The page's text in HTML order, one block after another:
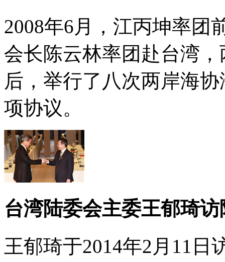
2008年6月，江丙坤率团
会长陈云林率团赴台湾
后，举行了八次两岸海
项协议。
台湾陆委会主委王郁琦访
王郁琦于2014年2月11日